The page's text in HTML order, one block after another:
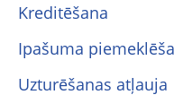
Kreditēšana
Ipašuma
Uzturēšanas atļauja